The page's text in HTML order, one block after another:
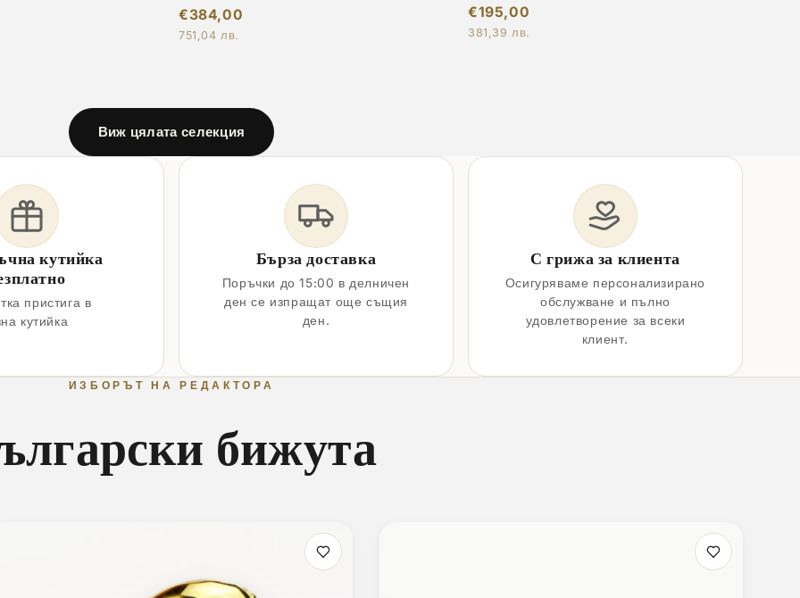
€384,00
751,04 лв.
€195,00
381,39 лв.
Виж цялата селекция
кутийка
пристига в
кутийка
Бърза доставка
Поръчки до 15:00 в делничен
ден се изпращат още същия
ден.
С грижа за клиента
Осигуряваме персонализирано
обслужване и пълно
удовлетворение за всеки
клиент.
ИЗБОРЪТ НА РЕДАКТОРА
бижута